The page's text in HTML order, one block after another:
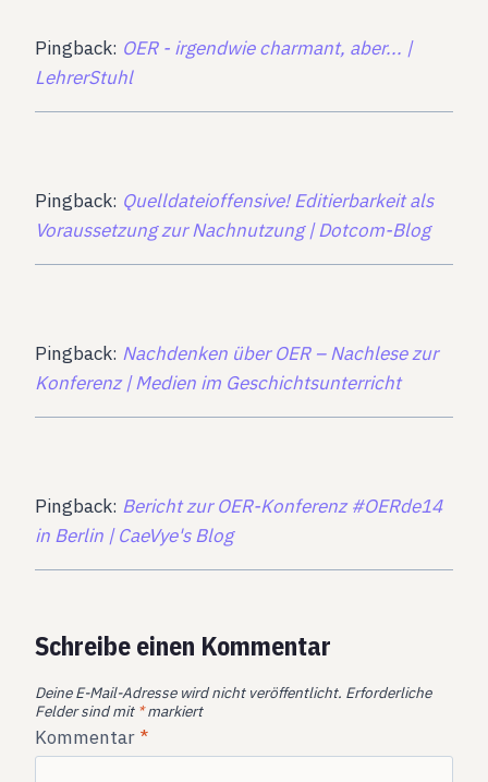
Pingback: OER - irgendwie charmant, aber... |
LehrerStuhl
Pingback: Quelldateioffensive! Editierbarkeit als
Voraussetzung zur Nachnutzung | Dotcom-Blog
Pingback: Nachdenken über OER – Nachlese zur
Konferenz | Medien im Geschichtsunterricht
Pingback: Bericht zur OER-Konferenz #OERde14
in Berlin | CaeVye's Blog
Schreibe einen Kommentar
Deine E-Mail-Adresse wird nicht veröffentlicht. Erforderliche
Felder sind mit *markiert
Kommentar *